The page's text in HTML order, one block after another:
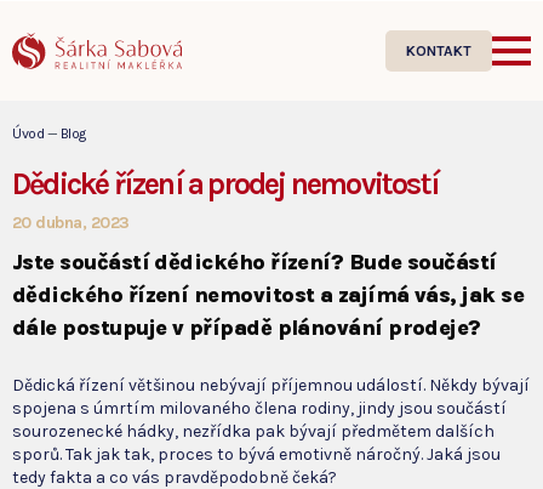
KONTAKT
Úvod — Blog
Dědické řízení a prodej nemovitostí
20 dubna, 2023
Jste součástí dědického řízení? Bude součástí
dědického řízení nemovitost a zajímá vás, jak se
dále postupuje v případě plánování prodeje?
Dědická řízení většinou nebývají příjemnou událostí. Někdy bývají
spojena s úmrtím milovaného člena rodiny, jindy jsou součástí
sourozenecké hádky, nezřídka pak bývají předmětem dalších
sporů. Tak jak tak, proces to bývá emotivně náročný. Jaká jsou
tedy fakta a co vás pravděpodobně čeká?